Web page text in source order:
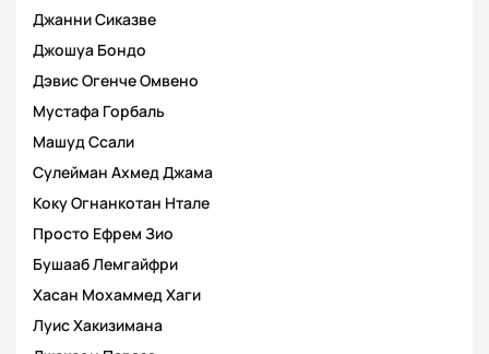
Джанни Сиказве
Джошуа Бондо
Дэвис Огенче Омвено
Мустафа Горбаль
Машуд Ссали
Сулейман Ахмед Джама
Коку Огнанкотан Нтале
Просто Ефрем Зио
Бушааб Лемгайфри
Хасан Мохаммед Хаги
Луис Хакизимана